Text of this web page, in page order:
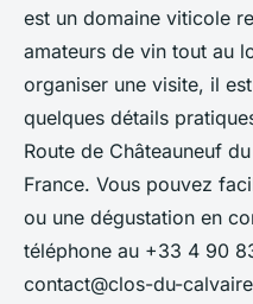
est un domaine viticole
amateurs de vin tout au
organiser une visite, il
quelques détails
Route de Châteauneuf
France. Vous pouvez
ou une dégustation en
téléphone au +33 4 90
contact@clos-du-